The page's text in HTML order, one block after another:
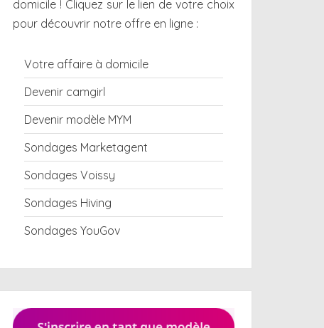
domicile ! Cliquez sur le lien de votre choix
pour découvrir notre offre en ligne :
Votre affaire à domicile
Devenir camgirl
Devenir modèle MYM
Sondages Marketagent
Sondages Voissy
Sondages Hiving
Sondages YouGov